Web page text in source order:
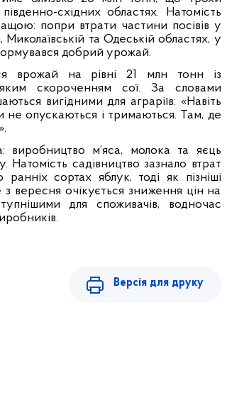
східних областях. Натомість
попри втрати частини посівів у
Миколаївській та Одеській областях, у
добрий урожай.
врожай на рівні 21 млн тонн із
скороченням сої. За словами
вигідними для аграріїв: «Навіть
опускаються і тримаються. Там, де
виробництво м’яса, молока та яєць
Натомість садівництво зазнало втрат
сортах яблук, тоді як пізніші
вересня очікується зниження цін на
для споживачів, водночас
Версія для друку